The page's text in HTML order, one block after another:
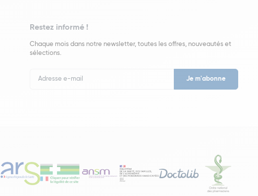
Restez informé !
Chaque mois dans notre newsletter, toutes les offres, nouveautés et
sélections.
Newsletter